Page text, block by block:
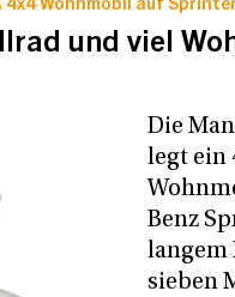
4x4 Wohnmobil auf
und viel
Die
legt ein
Benz
langem
sieben